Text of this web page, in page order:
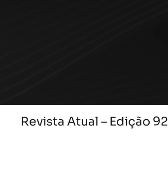
Revista Atual – Edição 92